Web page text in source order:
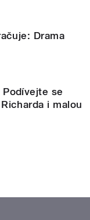
Drama
se
i malou